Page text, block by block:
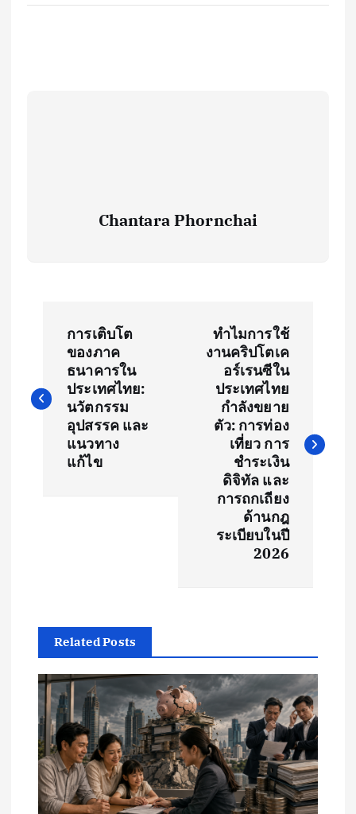
Chantara Phornchai
s
g
a
t
o
การเติบโต
ของภาค
ธนาคารใน
ประเทศไทย:
นวัตกรรม
อุปสรรค และ
แนวทาง
แก้ไข
ทำไมการใช้
งานคริปโตเค
อร์เรนซีใน
ประเทศไทย
กำลังขยาย
ตัว: การท่อง
เที่ยว การ
ชำระเงิน
ดิจิทัล และ
การถกเถียง
ด้านกฎ
ระเบียบในปี
2026
Related Posts